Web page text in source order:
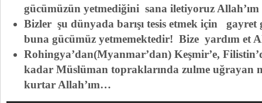
gücümüzün yetmediğini sana iletiyoruz Allah’ım
Bizler şu dünyada barışı tesis etmek için gayret
buna gücümüz yetmemektedir! Bize yardım et
Rohingya’dan(Myanmar’dan) Keşmir’e,
kadar Müslüman topraklarında zulme uğrayan
kurtar Allah’ım…